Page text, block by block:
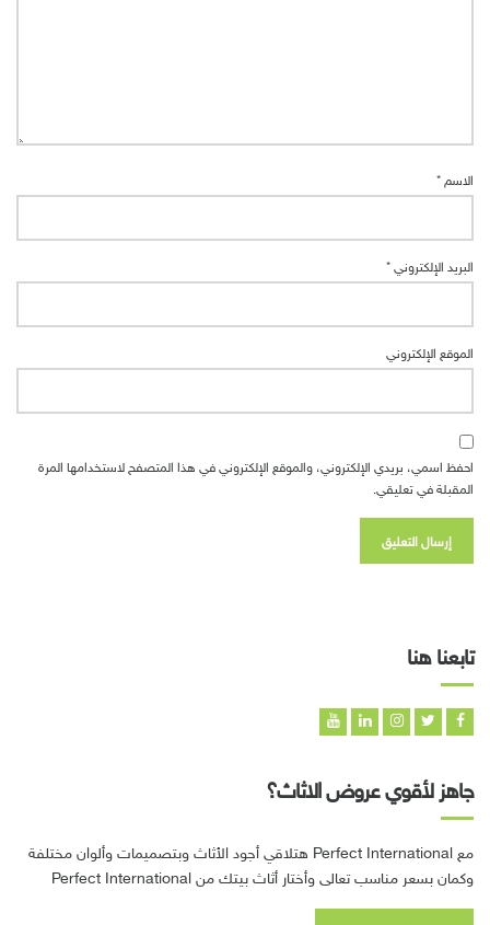
الاسم *
البريد الإلكتروني *
الموقع الإلكتروني
احفظ اسمي، بريدي الإلكتروني، والموقع الإلكتروني في هذا المتصفح لاستخدامها المرة
المقبلة في تعليقي.
تابعنا هنا
جاهز لأقوي عروض الاثاث؟
مع Perfect International هتلاقي أجود الأثاث وبتصميمات وألوان مختلفة
وكمان بسعر مناسب تعالى وأختار أثاث بيتك من Perfect International